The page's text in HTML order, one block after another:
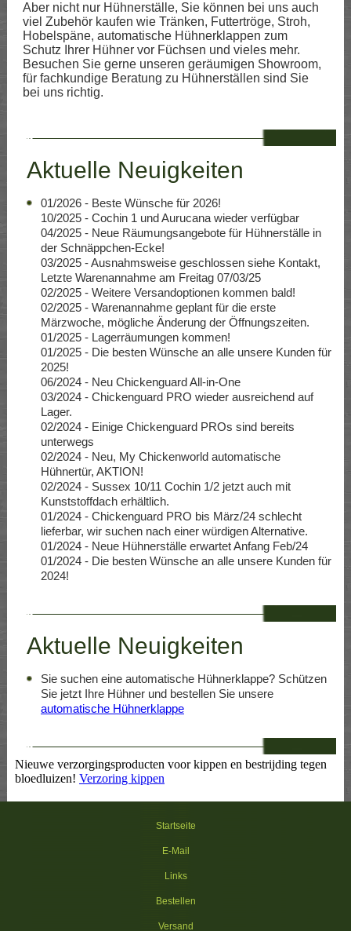
Aber nicht nur Hühnerställe, Sie können bei uns auch
viel Zubehör kaufen wie Tränken, Futtertröge, Stroh,
Hobelspäne, automatische Hühnerklappen zum
Schutz Ihrer Hühner vor Füchsen und vieles mehr.
Besuchen Sie gerne unseren geräumigen Showroom,
für fachkundige Beratung zu Hühnerställen sind Sie
bei uns richtig.
--
Aktuelle Neuigkeiten
01/2026 - Beste Wünsche für 2026!
10/2025 - Cochin 1 und Aurucana wieder verfügbar
04/2025 - Neue Räumungsangebote für Hühnerställe in
der Schnäppchen-Ecke!
03/2025 - Ausnahmsweise geschlossen siehe Kontakt,
Letzte Warenannahme am Freitag 07/03/25
02/2025 - Weitere Versandoptionen kommen bald!
02/2025 - Warenannahme geplant für die erste
Märzwoche, mögliche Änderung der Öffnungszeiten.
01/2025 - Lagerräumungen kommen!
01/2025 - Die besten Wünsche an alle unsere Kunden für
2025!
06/2024 - Neu Chickenguard All-in-One
03/2024 - Chickenguard PRO wieder ausreichend auf
Lager.
02/2024 - Einige Chickenguard PROs sind bereits
unterwegs
02/2024 - Neu, My Chickenworld automatische
Hühnertür, AKTION!
02/2024 - Sussex 10/11 Cochin 1/2 jetzt auch mit
Kunststoffdach erhältlich.
01/2024 - Chickenguard PRO bis März/24 schlecht
lieferbar, wir suchen nach einer würdigen Alternative.
01/2024 - Neue Hühnerställe erwartet Anfang Feb/24
01/2024 - Die besten Wünsche an alle unsere Kunden für
2024!
--
Aktuelle Neuigkeiten
Sie suchen eine automatische Hühnerklappe? Schützen
Sie jetzt Ihre Hühner und bestellen Sie unsere
automatische Hühnerklappe
--
Nieuwe verzorgingsproducten voor kippen en bestrijding tegen
bloedluizen! Verzoring kippen
Startseite
E-Mail
Links
Bestellen
Versand